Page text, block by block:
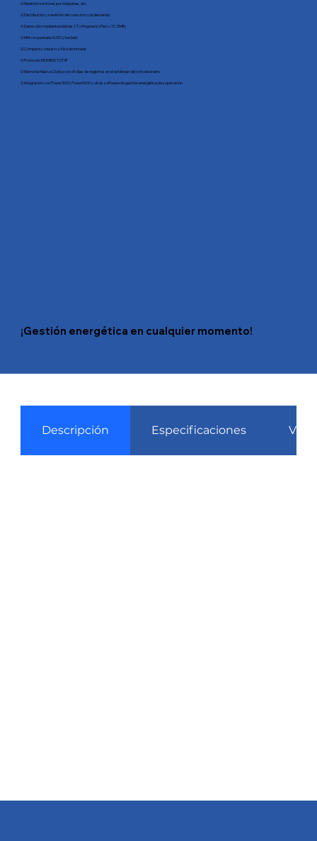
☑ Medición sectorial, por máquinas, etc.
☑ Distribución y medición del consumo y la demanda
☑ Detección mediante bobinas CT o Rogowski (Flex o TC-EMB)
☑ HMI con pantalla OLED y teclado
☑ Compacto, robusto y fácil de instalar
☑ Protocolo MODBUS TCP/IP
☑ Memoria Masiva Cíclica con 60 días de registros en el estándar del concesionario
☑ Integración con Power3000, Power5000 y otros software de gestión energética de supervisión
¡Gestión energética en cualquier momento!
Descripción Especificaciones